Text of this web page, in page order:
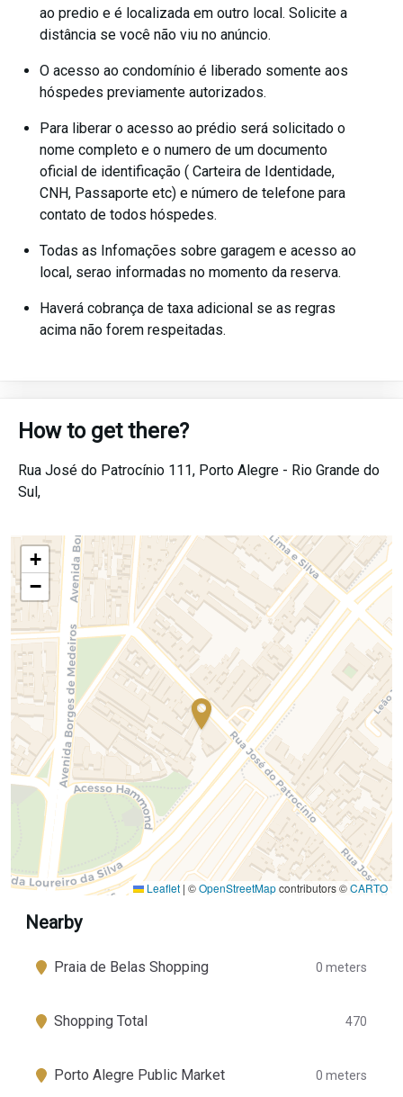
ao predio e é localizada em outro local. Solicite a
distância se você não viu no anúncio.
O acesso ao condomínio é liberado somente aos
hóspedes previamente autorizados.
Para liberar o acesso ao prédio será solicitado o
nome completo e o numero de um documento
oficial de identificação ( Carteira de Identidade,
CNH, Passaporte etc) e número de telefone para
contato de todos hóspedes.
Todas as Infomações sobre garagem e acesso ao
local, serao informadas no momento da reserva.
Haverá cobrança de taxa adicional se as regras
acima não forem respeitadas.
How to get there?
Rua José do Patrocínio 111, Porto Alegre - Rio Grande do
Sul,
+
−
Leaflet | ©OpenStreetMapcontributors ©CARTO
Nearby
Praia de Belas Shopping 0 meters
Shopping Total 470
Porto Alegre Public Market 0 meters